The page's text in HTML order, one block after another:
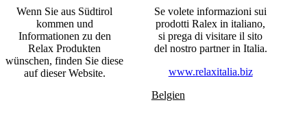
Wenn Sie aus Südtirol
kommen und
Informationen zu den
Relax Produkten
wünschen, finden Sie diese
auf dieser Website.
Se volete informazioni sui
prodotti Ralex in italiano,
si prega di visitare il sito
del nostro partner in Italia.
www.relaxitalia.biz
Belgien